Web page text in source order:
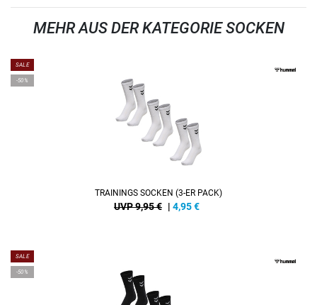
MEHR AUS DER KATEGORIE SOCKEN
SALE
-50%
TRAININGS SOCKEN (3-ER PACK)
UVP 9,95 € | 4,95€
SALE
-50%